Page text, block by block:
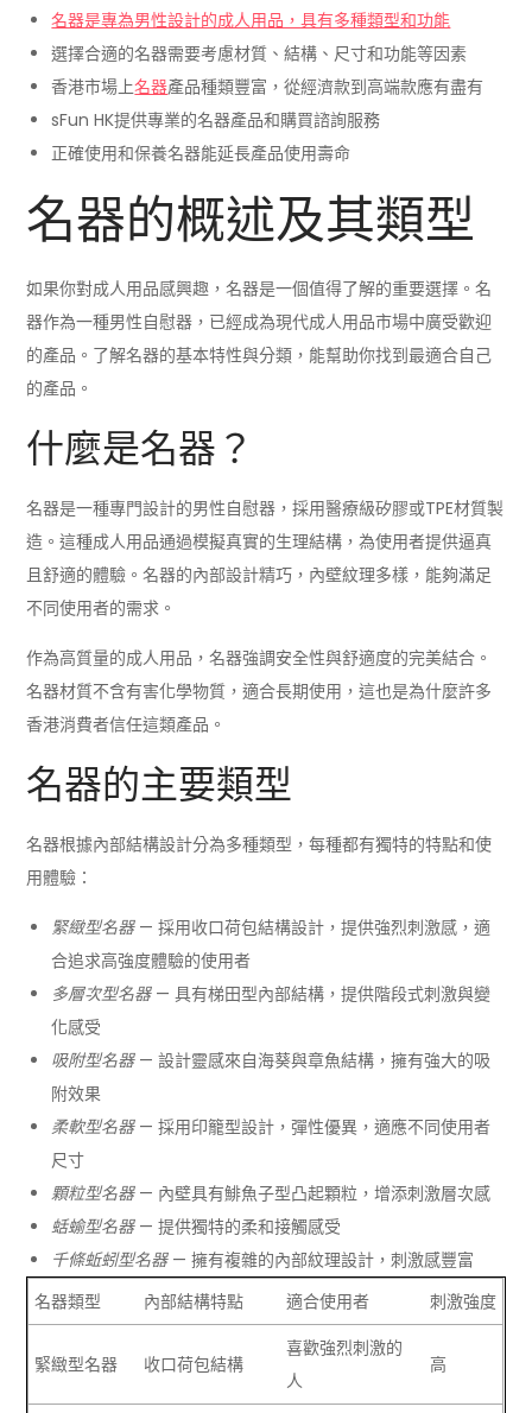
名器是專為男性設計的成人用品，具有多種類型和功能
選擇合適的名器需要考慮材質、結構、尺寸和功能等因素
香港市場上名器產品種類豐富，從經濟款到高端款應有盡有
sFun HK提供專業的名器產品和購買諮詢服務
正確使用和保養名器能延長產品使用壽命
名器的概述及其類型
如果你對成人用品感興趣，名器是一個值得了解的重要選擇。名
器作為一種男性自慰器，已經成為現代成人用品市場中廣受歡迎
的產品。了解名器的基本特性與分類，能幫助你找到最適合自己
的產品。
什麼是名器？
名器是一種專門設計的男性自慰器，採用醫療級矽膠或TPE材質製
造。這種成人用品通過模擬真實的生理結構，為使用者提供逼真
且舒適的體驗。名器的內部設計精巧，內壁紋理多樣，能夠滿足
不同使用者的需求。
作為高質量的成人用品，名器強調安全性與舒適度的完美結合。
名器材質不含有害化學物質，適合長期使用，這也是為什麼許多
香港消費者信任這類產品。
名器的主要類型
名器根據內部結構設計分為多種類型，每種都有獨特的特點和使
用體驗：
緊緻型名器— 採用收口荷包結構設計，提供強烈刺激感，適
合追求高強度體驗的使用者
多層次型名器— 具有梯田型內部結構，提供階段式刺激與變
化感受
吸附型名器— 設計靈感來自海葵與章魚結構，擁有強大的吸
附效果
柔軟型名器— 採用印籠型設計，彈性優異，適應不同使用者
尺寸
顆粒型名器— 內壁具有鯡魚子型凸起顆粒，增添刺激層次感
蛞蝓型名器— 提供獨特的柔和接觸感受
千條蚯蚓型名器— 擁有複雜的內部紋理設計，刺激感豐富
名器類型
內部結構特點 適合使用者 刺激強度
緊緻型名器 收口荷包結構
喜歡強烈刺激的
人
高